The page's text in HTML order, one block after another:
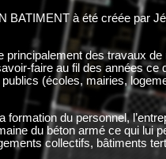
BATIMENT à été créée par
principalement des travaux
faire au fil des années ce
(écoles, mairies,
du personnel,
du béton armé ce qui lui
collectifs, bâtiments